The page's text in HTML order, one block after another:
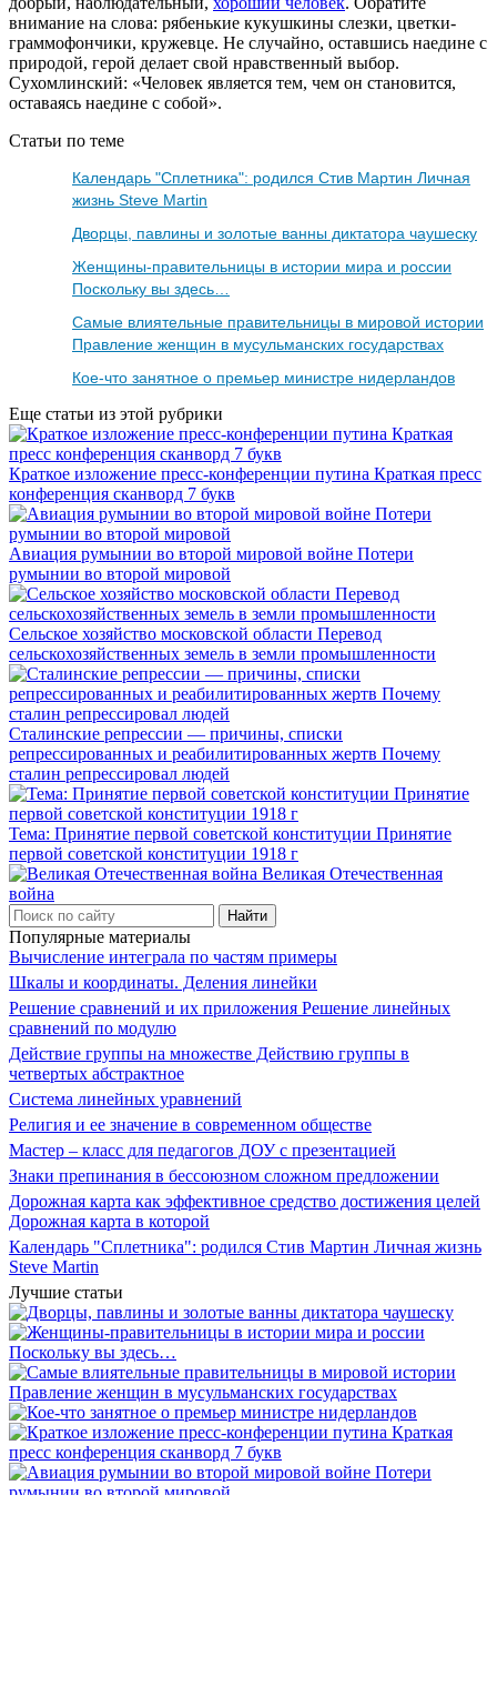
внимание на слова: рябенькие кукушкины слезки, цветки-
граммофончики, кружевце. Не случайно, оставшись наедине с
природой, герой делает свой нравственный выбор.
Сухомлинский: «Человек является тем, чем он становится,
оставаясь наедине с собой».
Статьи по теме
Календарь "Сплетника": родился Стив Мартин Личная
жизнь Steve Martin
Дворцы, павлины и золотые ванны диктатора чаушеску
Женщины-правительницы в истории мира и россии
Поскольку вы здесь…
Самые влиятельные правительницы в мировой истории
Правление женщин в мусульманских государствах
Кое-что занятное о премьер министре нидерландов
Еще статьи из этой рубрики
Краткое изложение пресс-конференции путина Краткая пресс
конференция сканворд 7 букв
Авиация румынии во второй мировой войне Потери
румынии во второй мировой
Сельское хозяйство московской области Перевод
сельскохозяйственных земель в земли промышленности
Сталинские репрессии — причины, списки
репрессированных и реабилитированных жертв Почему
сталин репрессировал людей
Тема: Принятие первой советской конституции Принятие
первой советской конституции 1918 г
Великая Отечественная
война
Популярные материалы
Вычисление интеграла по частям примеры
Шкалы и координаты. Деления линейки
Решение сравнений и их приложения Решение линейных
сравнений по модулю
Действие группы на множестве Действию группы в
четвертых абстрактное
Система линейных уравнений
Религия и ее значение в современном обществе
Мастер – класс для педагогов ДОУ с презентацией
Знаки препинания в бессоюзном сложном предложении
Дорожная карта как эффективное средство достижения целей
Дорожная карта в которой
Календарь "Сплетника": родился Стив Мартин Личная жизнь
Steve Martin
Лучшие статьи